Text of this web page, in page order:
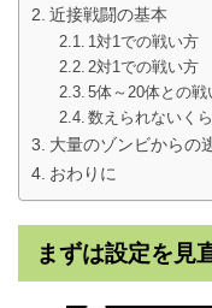
近接戦闘の基本
1対1での戦い方
2対1での戦い方
5体～20体との戦
数えられないく
大量のゾンビからの
おわりに
まずは設定を見